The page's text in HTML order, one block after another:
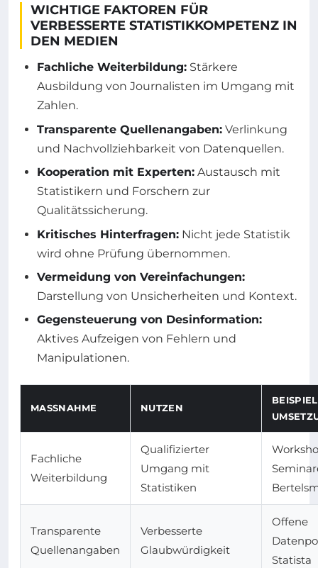
WICHTIGE FAKTOREN FÜR
VERBESSERTE STATISTIKKOMPETENZ IN
DEN MEDIEN
Fachliche Weiterbildung: Stärkere
Ausbildung von Journalisten im Umgang mit
Zahlen.
Transparente Quellenangaben: Verlinkung
und Nachvollziehbarkeit von Datenquellen.
Kooperation mit Experten: Austausch mit
Statistikern und Forschern zur
Qualitätssicherung.
Kritisches Hinterfragen: Nicht jede Statistik
wird ohne Prüfung übernommen.
Vermeidung von Vereinfachungen:
Darstellung von Unsicherheiten und Kontext.
Gegensteuerung von Desinformation:
Aktives Aufzeigen von Fehlern und
Manipulationen.
MASSNAHME NUTZEN
Fachliche
Weiterbildung
Qualifizierter
Umgang mit
Statistiken
Transparente
Quellenangaben
Verbesserte
Glaubwürdigkeit
Offene
Statista